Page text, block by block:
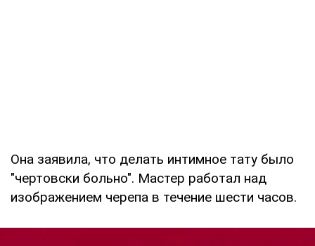
Она заявила, что делать интимное тату было
"чертовски больно". Мастер работал над
изображением черепа в течение шести часов.